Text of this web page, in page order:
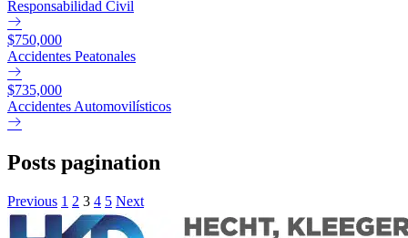
Responsabilidad Civil
$750,000
Accidentes Peatonales
$735,000
Accidentes Automovilísticos
Posts pagination
Previous 1 2 3 4 5 Next